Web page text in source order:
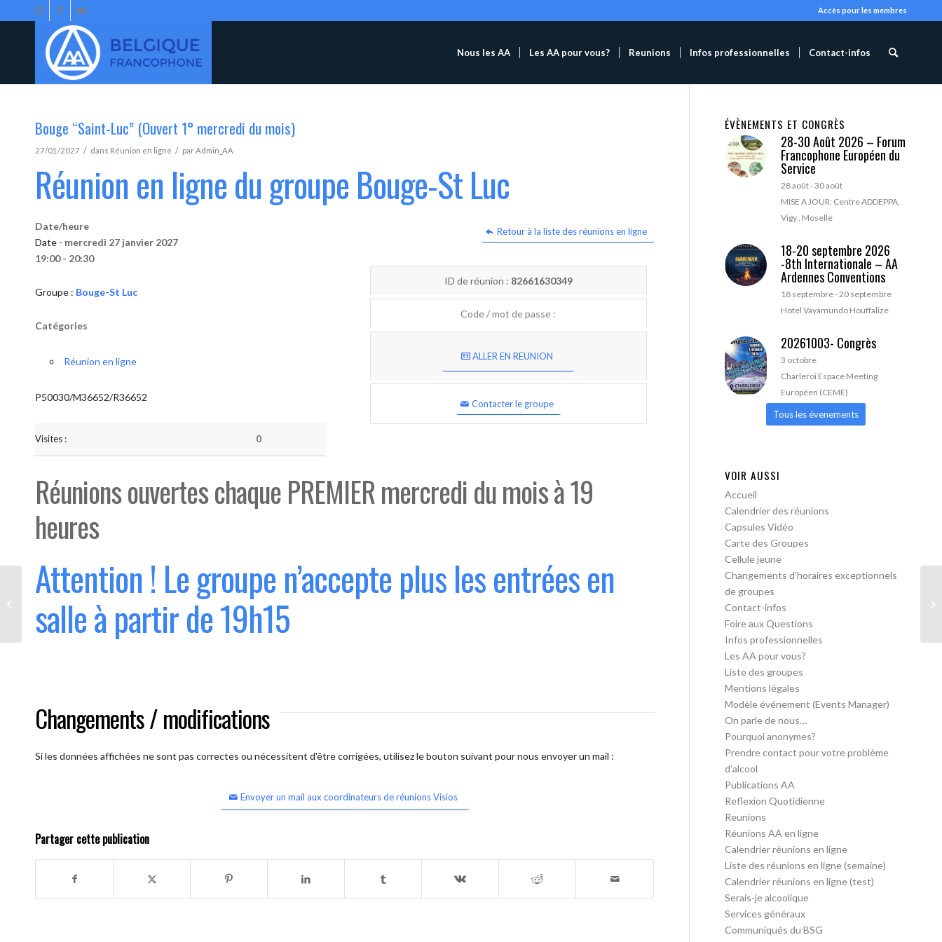
Accès pour les membres
Nous les AA Les AA pour vous? Reunions Infos professionnelles Contact-infos
Bouge “Saint-Luc” (Ouvert 1° mercredi du mois)
27/01/2027 / dans Réunion en ligne / parAdmin_AA
Réunion en ligne du groupe Bouge-St Luc
Retour à la liste des réunions en ligne
Date/heure
Date - mercredi 27 janvier 2027
19:00 - 20:30
Groupe : Bouge-St Luc
Catégories
Réunion en ligne
P50030/M36652/R36652
Visites : 0
ID de réunion : 82661630349
Code / mot de passe :
ALLER EN REUNION
Contacter le groupe
Réunions ouvertes chaque PREMIER mercredi du mois à 19
heures
Attention ! Le groupe n’accepte plus les entrées en
salle à partir de 19h15
Changements / modifications
Si les données affichées ne sont pas correctes ou nécessitent d'être corrigées, utilisez le bouton suivant pour nous envoyer un mail :
Envoyer un mail aux coordinateurs de réunions Visios
Partager cette publication
ÉVÈNEMENTS ET CONGRÈS
28-30 Août 2026 – Forum
Francophone Européen du
Service
28 août-30 août
MISE A JOUR: Centre ADDEPPA,
Vigy , Moselle
18-20 septembre 2026
-8th Internationale – AA
Ardennes Conventions
18 septembre-20 septembre
Hotel Vayamundo Houffalize
20261003- Congrès
3 octobre
Charleroi Espace Meeting
Européen (CEME)
Tous les évenements
VOIR AUSSI
Accueil
Calendrier des réunions
Capsules Vidéo
Carte des Groupes
Cellule jeune
Changements d’horaires exceptionnels
de groupes
Contact-infos
Foire aux Questions
Infos professionnelles
Les AA pour vous?
Liste des groupes
Mentions légales
Modèle événement (Events Manager)
On parle de nous…
Pourquoi anonymes?
Prendre contact pour votre problème
d’alcool
Publications AA
Reflexion Quotidienne
Reunions
Réunions AA en ligne
Calendrier réunions en ligne
Liste des réunions en ligne (semaine)
Calendrier réunions en ligne (test)
Serais-je alcoolique
Services généraux
Communiqués du BSG
Bouge “Saint-Luc” (Ouvert 1°
mercredi du mois)